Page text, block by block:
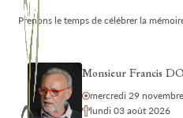
Prenons le temps de célébrer la
Monsieur Francis
mercredi 29
lundi 03 août 2026